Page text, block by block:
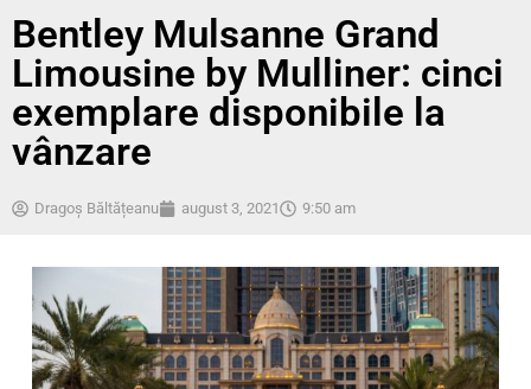
Bentley Mulsanne Grand
Limousine by Mulliner: cinci
exemplare disponibile la
vânzare
Dragoș Băltățeanu august 3, 2021 9:50 am